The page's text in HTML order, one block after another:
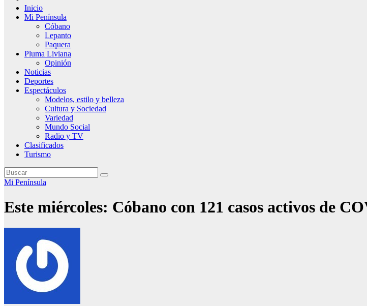
Inicio
Mi Península
Cóbano
Lepanto
Paquera
Pluma Liviana
Opinión
Noticias
Deportes
Espectáculos
Modelos, estilo y belleza
Cultura y Sociedad
Variedad
Mundo Social
Radio y TV
Clasificados
Turismo
Mi Península
Este miércoles: Cóbano con 121 casos activos de